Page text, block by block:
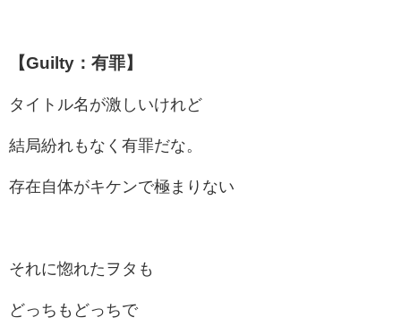
【Guilty：有罪】
タイトル名が激しいけれど
結局紛れもなく有罪だな。
存在自体がキケンで極まりない
それに惚れたヲタも
どっちもどっちで